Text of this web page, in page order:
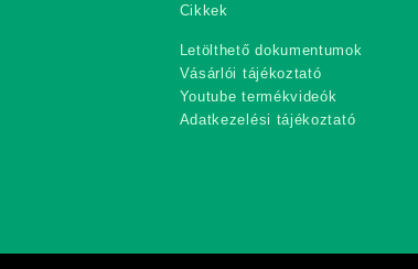
Cikkek
Letölthető dokumentumok
Vásárlói tájékoztató
Youtube termékvideók
Adatkezelési tájékoztató